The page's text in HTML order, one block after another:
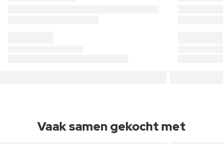
Vaak samen gekocht met